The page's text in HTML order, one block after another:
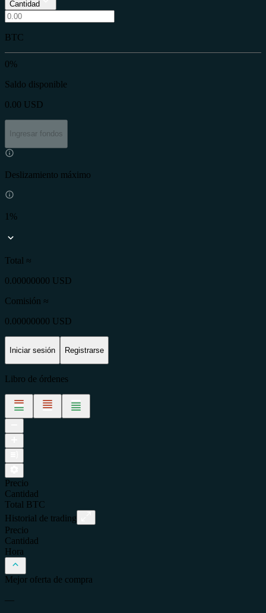
Cantidad
BTC
0%
Saldo disponible
0.00 USD
Ingresar fondos
Deslizamiento máximo
1%
Total ≈
0.00000000 USD
Comisión ≈
0.00000000 USD
Iniciar sesión Registrarse
Libro de órdenes
Precio
Cantidad
Total
BTC
Historial de trading
Precio
Cantidad
Hora
Mejor oferta de compra
—